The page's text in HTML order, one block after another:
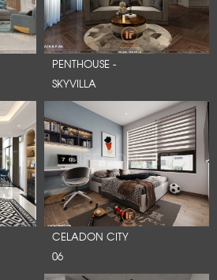
PENTHOUSE -
SKYVILLA
CELADON CITY
06